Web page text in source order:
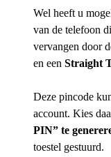
Wel heeft u
van de telefoon
vervangen door
en een Straight
Deze pincode
account. Kies
PIN” te
toestel gestuurd.